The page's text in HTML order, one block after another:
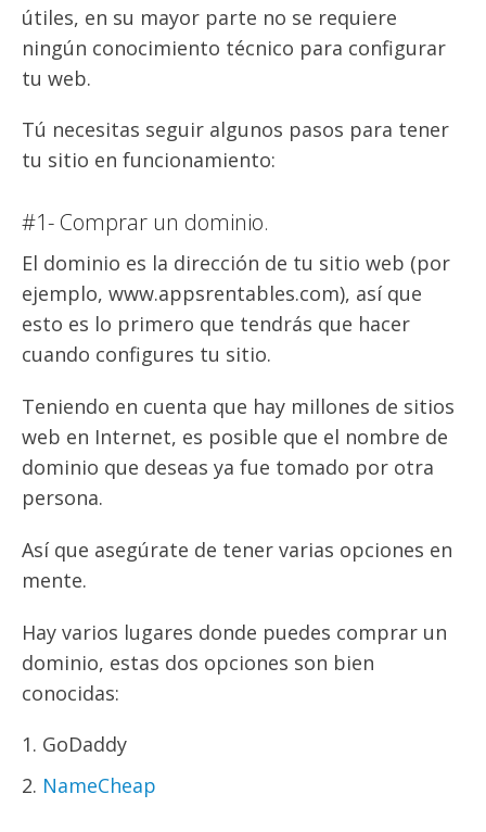
útiles, en su mayor parte no se requiere
ningún conocimiento técnico para configurar
tu web.
Tú necesitas seguir algunos pasos para tener
tu sitio en funcionamiento:
#1- Comprar un dominio.
El dominio es la dirección de tu sitio web (por
ejemplo, www.appsrentables.com), así que
esto es lo primero que tendrás que hacer
cuando configures tu sitio.
Teniendo en cuenta que hay millones de sitios
web en Internet, es posible que el nombre de
dominio que deseas ya fue tomado por otra
persona.
Así que asegúrate de tener varias opciones en
mente.
Hay varios lugares donde puedes comprar un
dominio, estas dos opciones son bien
conocidas:
GoDaddy
NameCheap